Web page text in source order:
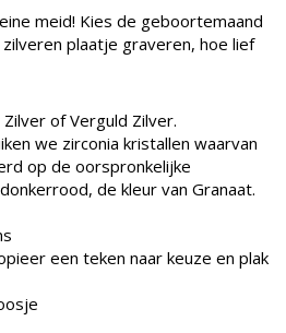
meid! Kies de geboortemaand
plaatje graveren, hoe lief
of Verguld Zilver.
we zirconia kristallen waarvan
op de oorspronkelijke
de kleur van Granaat.
een teken naar keuze en plak